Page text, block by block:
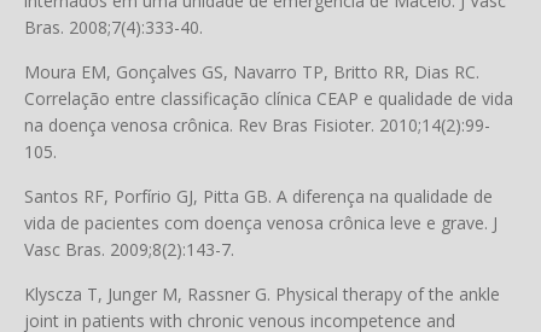
Bras. 2008;7(4):333-40.
Moura EM, Gonçalves GS, Navarro TP, Britto RR, Dias RC.
Correlação entre classificação clínica CEAP e qualidade de vida
na doença venosa crônica. Rev Bras Fisioter. 2010;14(2):99-
105.
Santos RF, Porfírio GJ, Pitta GB. A diferença na qualidade de
vida de pacientes com doença venosa crônica leve e grave. J
Vasc Bras. 2009;8(2):143-7.
Klyscza T, Junger M, Rassner G. Physical therapy of the ankle
joint in patients with chronic venous incompetence and